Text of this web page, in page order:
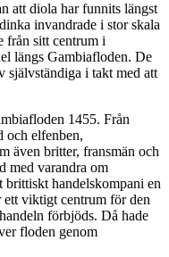
att diola har funnits längst
invandrade i stor skala
från sitt centrum i
längs Gambiafloden. De
självständiga i takt med att
1455. Från
och elfenben,
även britter, fransmän och
med varandra om
handelskompani en
ett viktigt centrum för den
förbjöds. Då hade
floden genom